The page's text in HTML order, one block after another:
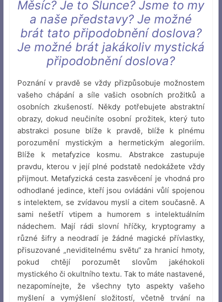
Měsíc? Je to Slunce? Jsme to my
a naše představy? Je možné
brát tato připodobnění doslova?
Je možné brát jakákoliv mystická
připodobnění doslova?
Poznání v pravdě se vždy přizpůsobuje možnostem
vašeho chápání a síle vašich osobních prožitků a
osobních zkušeností. Někdy potřebujete abstraktní
obrazy, dokud neučiníte osobní prožitek, který tuto
abstrakci posune blíže k pravdě, blíže k plnému
porozumění mystickým a hermetickým alegoriím.
Blíže k metafyzice kosmu. Abstrakce zastupuje
pravdu, kterou v její plné podstatě nedokážete vždy
přijmout. Metafyzická cesta zasvěcení je vhodná pro
odhodlané jedince, kteří jsou ovládáni vůlí spojenou
s intelektem, se zvídavou myslí a citem současně. A
sami nešetří vtipem a humorem s intelektuálním
nádechem. Mají rádi slovní hříčky, kryptogramy a
různé šifry a neodradí je žádné magické přívlastky,
přisuzované „neviditelnému světu“ za hranicí hmoty,
pokud chtějí porozumět slovům jakéhokoli
mystického či okultního textu. Tak to máte nastavené,
nezapomínejte, že všechny tyto aspekty vašeho
myšlení a vymýšlení složitostí, včetně trvání na